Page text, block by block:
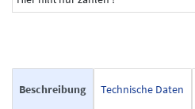
Beschreibung Technische Daten